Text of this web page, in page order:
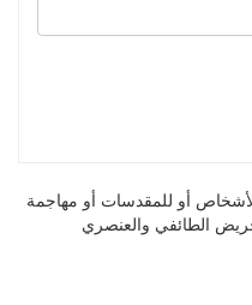
أو للمقدسات أو مهاجمة
الطائفي والعنصري